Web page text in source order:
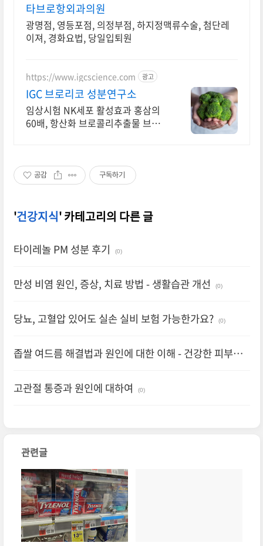
타브로항외과의원
광명점, 영등포점, 의정부점, 하지정맥류수술, 첨단레
이져, 경화요법, 당일입퇴원
https://www.igcscience.com 광고
IGC 브로리코 성분연구소
임상시험 NK세포 활성효과 홍삼의
60배, 항산화 브로콜리추출물 브로
공감 구독하기
'건강지식' 카테고리의 다른 글
타이레놀 PM 성분 후기 (0)
만성 비염 원인, 증상, 치료 방법 - 생활습관 개선 (0)
당뇨, 고혈압 있어도 실손 실비 보험 가능한가요? (0)
좁쌀 여드름 해결법과 원인에 대한 이해 - 건강한 피부를
고관절 통증과 원인에 대하여 (0)
관련글